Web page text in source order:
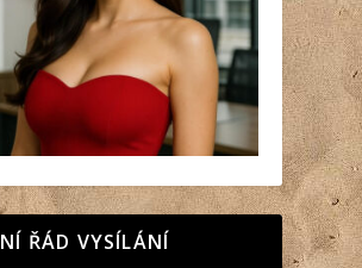
ŘÁD VYSÍLÁNÍ